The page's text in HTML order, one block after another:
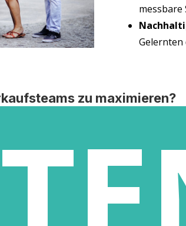
Gelern­ten
zu maximieren?